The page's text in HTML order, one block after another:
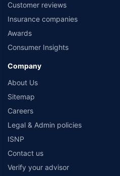
Customer reviews
Insurance companies
Awards
Consumer Insights
Company
About Us
Sitemap
Careers
Legal & Admin policies
ISNP
Contact us
Verify your advisor